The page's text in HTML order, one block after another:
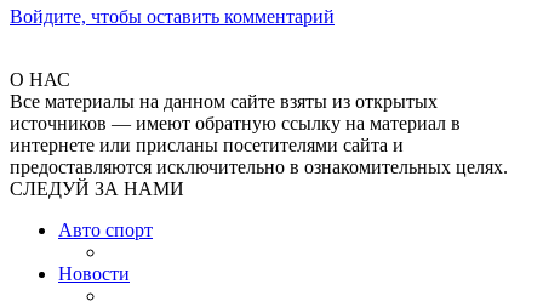
Войдите, чтобы оставить комментарий
О НАС
Все материалы на данном сайте взяты из открытых
источников — имеют обратную ссылку на материал в
интернете или присланы посетителями сайта и
предоставляются исключительно в ознакомительных целях.
СЛЕДУЙ ЗА НАМИ
Авто спорт
Новости